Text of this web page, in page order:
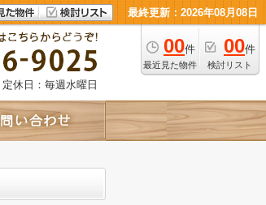
最終更新：2026年08月08日
00件
最近見た物件
00件
検討リスト
定休日：毎週水曜日